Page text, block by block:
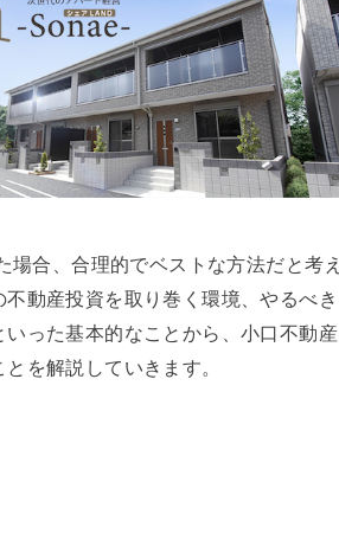
合、合理的でベストな方法だと考え
動産投資を取り巻く環境、やるべき
った基本的なことから、小口不動産
を解説していきます。